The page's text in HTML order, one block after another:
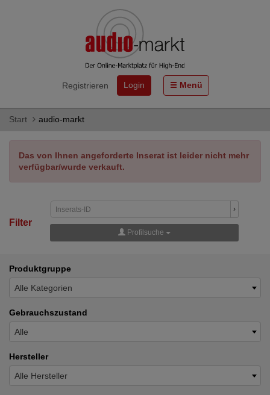
Registrieren Login Menü
Start audio-markt
Das von Ihnen angeforderte Inserat ist leider nicht mehr
verfügbar/wurde verkauft.
Filter
›
Profilsuche
Produktgruppe
Alle Kategorien
Gebrauchszustand
Alle
Hersteller
Alle Hersteller